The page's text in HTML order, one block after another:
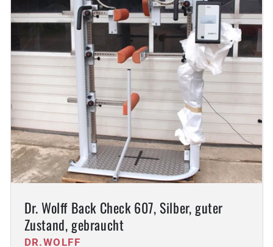
Dr. Wolff Back Check 607, Silber, guter
Zustand, gebraucht
Anbieter:
DR.WOLFF